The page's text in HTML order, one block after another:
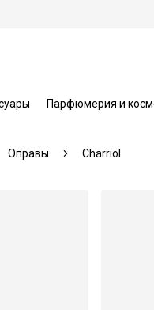
Парфюмерия и
Оправы Charriol